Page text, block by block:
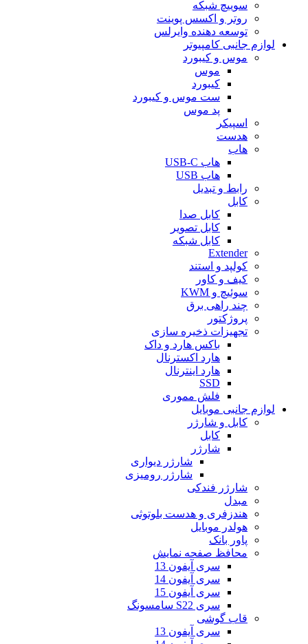
سوییچ شبکه
روتر و اکسس پوینت
توسعه دهنده وایرلس
لوازم جانبی کامپیوتر
موس و کیبورد
موس
کیبورد
ست موس و کیبورد
پد موس
اسپیکر
هدست
هاب
هاب USB-C
هاب USB
رابط و تبدیل
کابل
کابل صدا
کابل تصویر
کابل شبکه
Extender
کولپد و استند
کیف و کاور
سوئیچ و KWM
چند راهی برق
پروژکتور
تجهیزات ذخیره سازی
باکس هارد و داک
هارد اکسترنال
هارد اینترنال
SSD
فلش مموری
لوازم جانبی موبایل
کابل و شارژر
کابل
شارژر
شارژر دیواری
شارژر رومیزی
شارژر فندکی
مبدل
هندزفری و هدست بلوتوثی
هولدر موبایل
پاور بانک
محافظ صفحه نمایش
سری آیفون 13
سری آیفون 14
سری آیفون 15
سری S22 سامسونگ
قاب گوشی
سری آیفون 13